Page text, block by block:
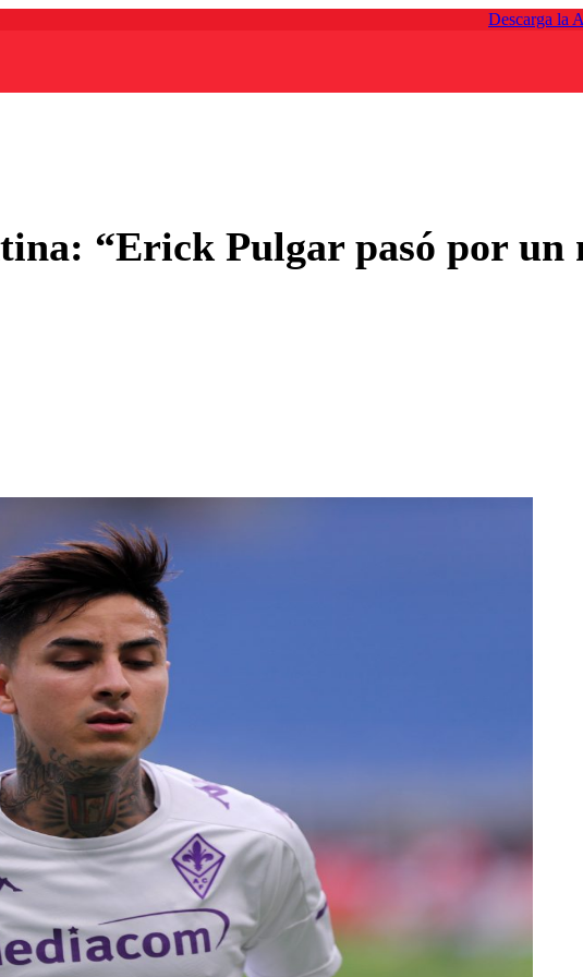
Descarga la
“Erick Pulgar pasó por un